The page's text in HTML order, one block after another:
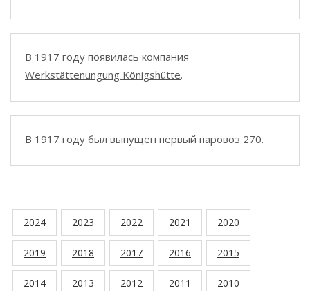
В 1917 году появилась компания
Werkstättenungung Königshütte.
В 1917 году был выпущен первый паровоз 270.
2024 2023 2022 2021 2020
2019 2018 2017 2016 2015
2014 2013 2012 2011 2010